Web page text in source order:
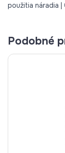
použitia náradia |
Podobné